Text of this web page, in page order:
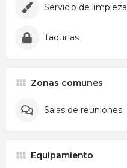
Servicio de limpieza
Taquillas
Zonas comunes
Salas de reuniones
Equipamiento